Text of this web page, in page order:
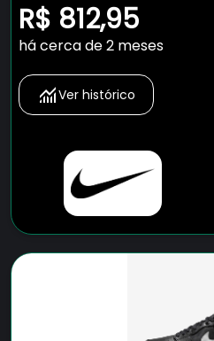
R$ 812,95
há cerca de 2 meses
Ver histórico